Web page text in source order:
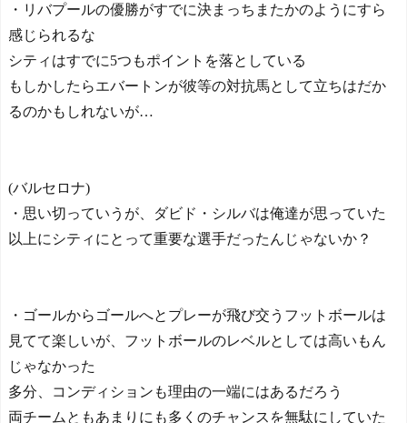
・リバプールの優勝がすでに決まっちまたかのようにすら
感じられるな
シティはすでに5つもポイントを落としている
もしかしたらエバートンが彼等の対抗馬として立ちはだか
るのかもしれないが…
(バルセロナ)
・思い切っていうが、ダビド・シルバは俺達が思っていた
以上にシティにとって重要な選手だったんじゃないか？
・ゴールからゴールへとプレーが飛び交うフットボールは
見てて楽しいが、フットボールのレベルとしては高いもん
じゃなかった
多分、コンディションも理由の一端にはあるだろう
両チームともあまりにも多くのチャンスを無駄にしていた